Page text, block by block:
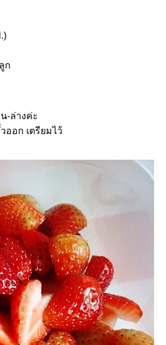
ก
-ล่างค่ะ
ออก เตรียมไว้